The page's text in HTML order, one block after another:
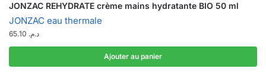
JONZAC REHYDRATE crème mains hydratante BIO 50 ml
JONZAC eau thermale
د.م.
Ajouter au panier